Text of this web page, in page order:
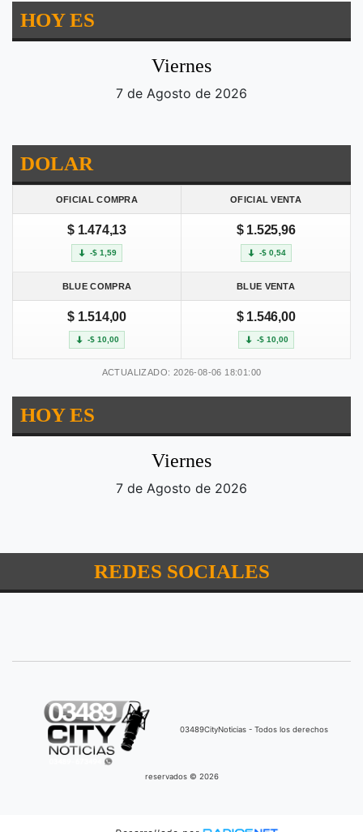
HOY ES
Viernes
7 de Agosto de 2026
DOLAR
OFICIAL COMPRA OFICIAL VENTA
$ 1.474,13
-$ 1,59
$ 1.525,96
-$ 0,54
BLUE COMPRA BLUE VENTA
$ 1.514,00
-$ 10,00
$ 1.546,00
-$ 10,00
ACTUALIZADO: 2026-08-06 18:01:00
HOY ES
Viernes
7 de Agosto de 2026
REDES SOCIALES
03489CityNoticias - Todos los derechos
reservados © 2026